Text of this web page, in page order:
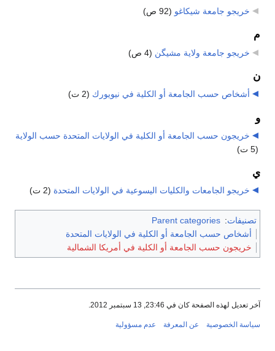
خريجو جامعة شيكاغو (92 ص)
م
خريجو جامعة ولاية مشيگن (4 ص)
ن
أشخاص حسب الجامعة أو الكلية في نيويورك (2 ت)
و
خريجون حسب الجامعة أو الكلية في الولايات المتحدة حسب الولاية
(5 ت)
ي
خريجو الجامعات والكليات اليسوعية في الولايات المتحدة (2 ت)
تصنيفات:
Parent categories
أشخاص حسب الجامعة أو الكلية في الولايات المتحدة
خريجون حسب الجامعة أو الكلية في أمريكا الشمالية
آخر تعديل لهذه الصفحة كان في 23:46, 13 سبتمبر 2012.
سياسة الخصوصية عن المعرفة عدم مسؤولية